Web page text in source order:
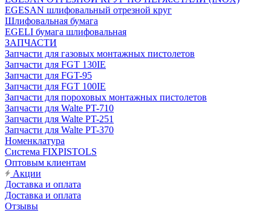
EGESAN шлифовальный отрезной круг
Шлифовальная бумага
EGELI бумага шлифовальная
ЗАПЧАСТИ
Запчасти для газовых монтажных пистолетов
Запчасти для FGT 130IE
Запчасти для FGT-95
Запчасти для FGT 100IE
Запчасти для пороховых монтажных пистолетов
Запчасти для Walte PT-710
Запчасти для Walte PT-251
Запчасти для Walte PT-370
Номенклатура
Система FIXPISTOLS
Оптовым клиентам
Акции
Доставка и оплата
Доставка и оплата
Отзывы